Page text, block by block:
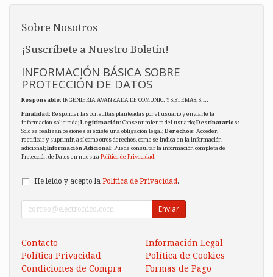
Sobre Nosotros
¡Suscríbete a Nuestro Boletín!
INFORMACIÓN BÁSICA SOBRE
PROTECCIÓN DE DATOS
Responsable: INGENIERIA AVANZADA DE COMUNIC. Y SISTEMAS, S.L.
Finalidad: Responder las consultas planteadas por el usuario y enviarle la
información solicitada;Legitimación: Consentimiento del usuario;Destinatarios:
Solo se realizan cesiones si existe una obligación legal;Derechos: Acceder,
rectificar y suprimir, así como otros derechos, como se indica en la información
adicional;Información Adicional: Puede consultar la información completa de
Protección de Datos en nuestra Política de Privacidad.
He leído y acepto la Política de Privacidad .
Enviar
Contacto
Información Legal
Política Privacidad
Política de Cookies
Condiciones de Compra
Formas de Pago